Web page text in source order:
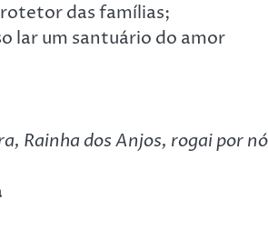
das famílias;
lar um santuário do amor
Rainha dos Anjos, rogai por